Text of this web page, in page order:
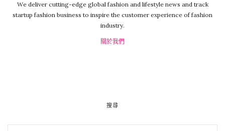
We deliver cutting-edge global fashion and lifestyle news and track
startup fashion business to inspire the customer experience of fashion
industry.
關於我們
搜尋